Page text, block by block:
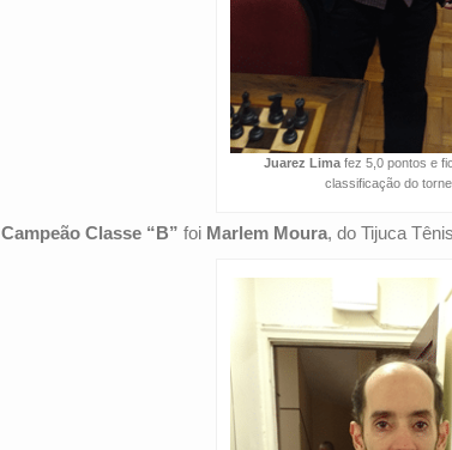
Juarez Limafez 5,0 pontos e
classificação do
Campeão Classe “B” foi Marlem Moura, do Tijuca